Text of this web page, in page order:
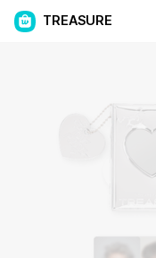
TREASURE